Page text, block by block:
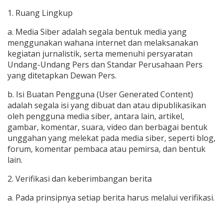
1. Ruang Lingkup
a. Media Siber adalah segala bentuk media yang
menggunakan wahana internet dan melaksanakan
kegiatan jurnalistik, serta memenuhi persyaratan
Undang-Undang Pers dan Standar Perusahaan Pers
yang ditetapkan Dewan Pers.
b. Isi Buatan Pengguna (User Generated Content)
adalah segala isi yang dibuat dan atau dipublikasikan
oleh pengguna media siber, antara lain, artikel,
gambar, komentar, suara, video dan berbagai bentuk
unggahan yang melekat pada media siber, seperti blog,
forum, komentar pembaca atau pemirsa, dan bentuk
lain.
2. Verifikasi dan keberimbangan berita
a. Pada prinsipnya setiap berita harus melalui verifikasi.